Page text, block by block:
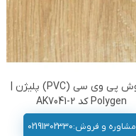
کفپوش پی وی سی (PVC) پلیژن |
Polygen کد AK7041-2
مشاوره و فروش:02191302330